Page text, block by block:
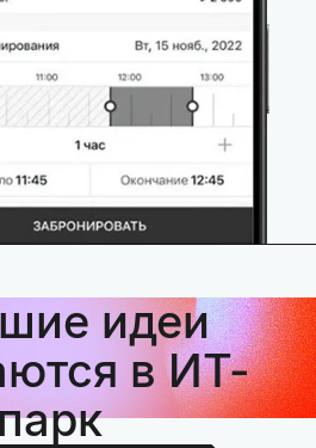
идеи
в ИТ-